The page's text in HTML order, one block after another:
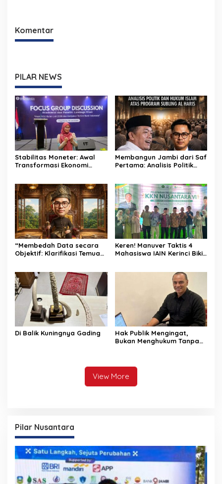
Komentar
PILAR NEWS
Stabilitas Moneter: Awal
Transformasi Ekonomi
Membangun Jambi dari Saf
Pertama: Analisis Politik
“Membedah Data secara
Objektif: Klarifikasi Temuan
Akuntabilitas Pemprov
Jambi”
Keren! Manuver Taktis 4
Mahasiswa IAIN Kerinci Bikin
Di Balik Kuningnya Gading
Hak Publik Mengingat,
Bukan Menghukum Tanpa
View More
Pilar Nusantara